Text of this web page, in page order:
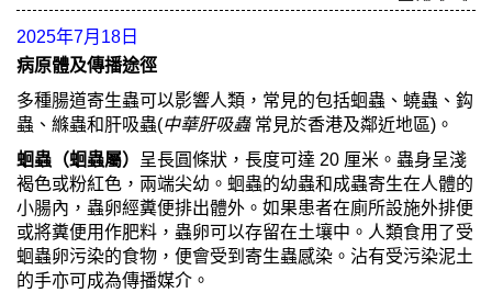
2025年7月18日
病原體及傳播途徑
多種腸道寄生蟲可以影響人類，常見的包括蛔蟲、蟯蟲、鈎
蟲、縧蟲和肝吸蟲(中華肝吸蟲常見於香港及鄰近地區)。
蛔蟲（蛔蟲屬） 呈長圓條狀，長度可達 20 厘米。蟲身呈淺
褐色或粉紅色，兩端尖幼。蛔蟲的幼蟲和成蟲寄生在人體的
小腸內，蟲卵經糞便排出體外。如果患者在廁所設施外排便
或將糞便用作肥料，蟲卵可以存留在土壤中。人類食用了受
蛔蟲卵污染的食物，便會受到寄生蟲感染。沾有受污染泥土
的手亦可成為傳播媒介。